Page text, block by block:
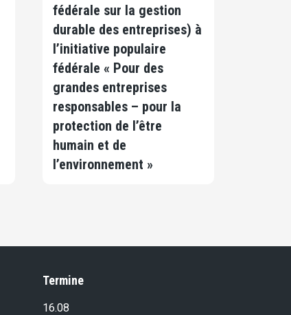
fédérale sur la gestion
durable des entreprises) à
l’initiative populaire
fédérale « Pour des
grandes entreprises
responsables – pour la
protection de l’être
humain et de
l’environnement »
Termine
16.08